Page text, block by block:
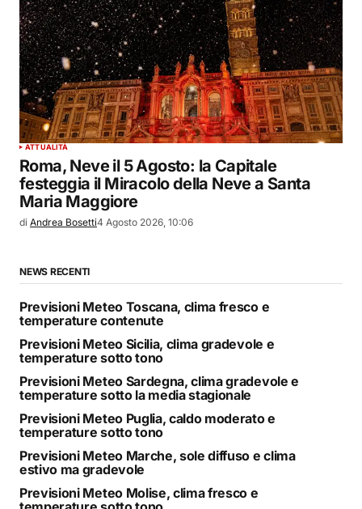
ATTUALITÀ
Roma, Neve il 5 Agosto: la Capitale
festeggia il Miracolo della Neve a Santa
Maria Maggiore
di Andrea Bosetti4 Agosto 2026, 10:06
NEWS RECENTI
Previsioni Meteo Toscana, clima fresco e
temperature contenute
Previsioni Meteo Sicilia, clima gradevole e
temperature sotto tono
Previsioni Meteo Sardegna, clima gradevole e
temperature sotto la media stagionale
Previsioni Meteo Puglia, caldo moderato e
temperature sotto tono
Previsioni Meteo Marche, sole diffuso e clima
estivo ma gradevole
Previsioni Meteo Molise, clima fresco e